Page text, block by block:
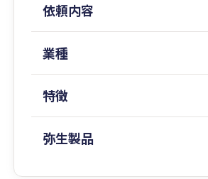
いたします。
4．お客様とのやり取りは、チャ
依頼内容
業種
特徴
弥生製品